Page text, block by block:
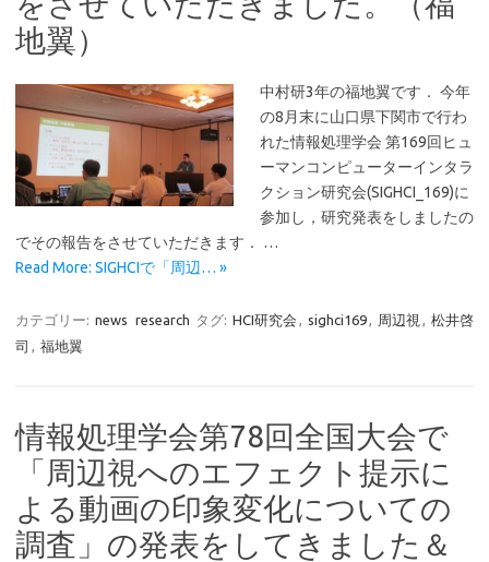
地翼）
中村研3年の福地翼です． 今年
の8月末に山口県下関市で行わ
れた情報処理学会 第169回ヒュ
ーマンコンピューターインタラ
クション研究会(SIGHCI_169)に
参加し，研究発表をしましたの
でその報告をさせていただきます． …
Read More: SIGHCIで「周辺… »
カテゴリー: news research タグ: HCI研究会 , sighci169, 周辺視 , 松井啓
司 , 福地翼
情報処理学会第78回全国大会で
「周辺視へのエフェクト提示に
よる動画の印象変化についての
調査」の発表をしてきました＆